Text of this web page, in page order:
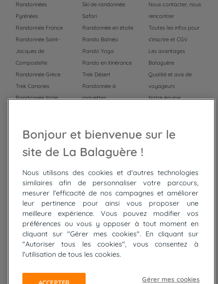
Randonnées
Pyrénées
Randonnée France
Randonnée Saint-
Jacques de
Compostelle
Randonnée Grèce
Trek Canaries
Randonnée Italie
Trek Mauritanie
Ski de randonnée
Safari
Randonnée en étoile
Rando Balnéo
Rando Yoga
Rando en itinérance
Trek Désert
Randonnée à
raquettes
Trek
Nous contacter, nous
rencontrer
Toutes les infos pour
s'inscrire et CGV
Les avantages
Balaguère
Qualité et avis de
voyageurs
Notre équipe
Top
circuits
Tour du lac de Constance à vélo
Cyclades : Amorgos et Naxos
Randonnée aux Bardenas Reales
De Collioure à Cadaquès à pied
Découverte des trésors de Madère
Rando Réunion en douceur
Trek sur Tenerife
Bonjour et bienvenue sur le
site de La Balaguère !
Nous utilisons des cookies et d'autres technologies
similaires afin de personnaliser votre parcours,
mesurer l'efficacité de nos campagnes et améliorer
leur pertinence pour ainsi vous proposer une
meilleure expérience. Vous pouvez modifier vos
préférences ou vous y opposer à tout moment en
cliquant sur "Gérer mes cookies". En cliquant sur
"Autoriser tous les cookies", vous consentez à
l'utilisation de tous les cookies.
Gérer mes cookies